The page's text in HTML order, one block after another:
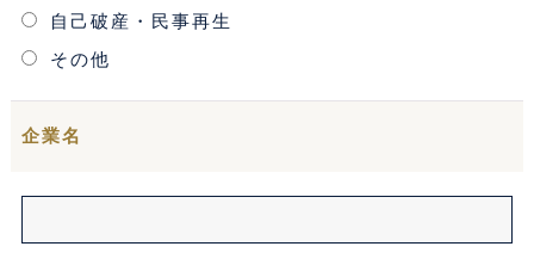
自己破産・民事再生
その他
企業名